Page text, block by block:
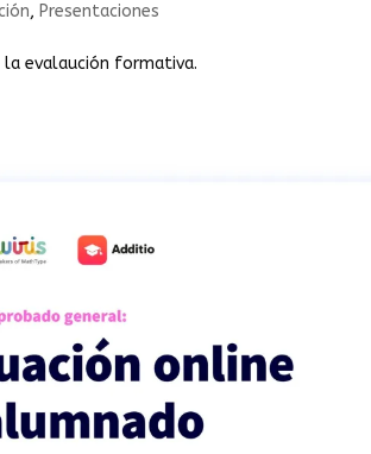
, Presentaciones
evalaución formativa.